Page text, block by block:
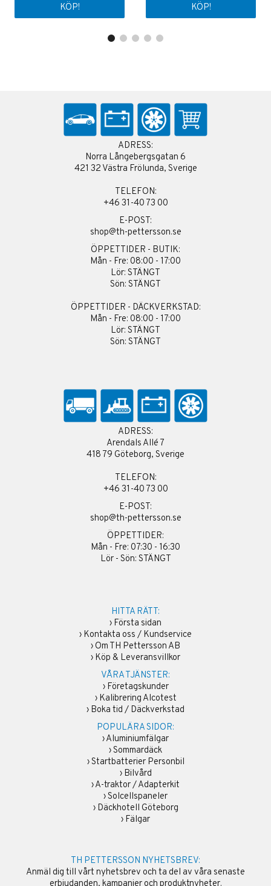
KÖP! KÖP!
ADRESS:
Norra Långebergsgatan 6
421 32 Västra Frölunda, Sverige
TELEFON:
+46 31-40 73 00
E-POST:
shop@th-pettersson.se
ÖPPETTIDER - BUTIK:
Mån - Fre: 08:00 - 17:00
Lör: STÄNGT
Sön: STÄNGT
ÖPPETTIDER - DÄCKVERKSTAD:
Mån - Fre: 08:00 - 17:00
Lör: STÄNGT
Sön: STÄNGT
ADRESS:
Arendals Allé 7
418 79 Göteborg, Sverige
TELEFON:
+46 31-40 73 00
E-POST:
shop@th-pettersson.se
ÖPPETTIDER:
Mån - Fre: 07:30 - 16:30
Lör - Sön: STÄNGT
HITTA RÄTT:
› Första sidan
› Kontakta oss / Kundservice
› Om TH Pettersson AB
› Köp & Leveransvillkor
VÅRA TJÄNSTER:
› Företagskunder
› Kalibrering Alcotest
› Boka tid / Däckverkstad
POPULÄRA SIDOR:
›Aluminiumfälgar
›Sommardäck
›Startbatterier Personbil
› Bilvård
›A-traktor / Adapterkit
›Solcellspaneler
› Däckhotell Göteborg
› Fälgar
TH PETTERSSON NYHETSBREV:
Anmäl dig till vårt nyhetsbrev och ta del av våra senaste